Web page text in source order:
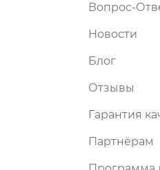
Вопрос-
Новости
Блог
Отзывы
Гарантия
Партнёрам